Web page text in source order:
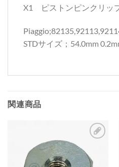
X1 ピストンピンクリッ
STDサイズ；54.0mm
関連商品
気